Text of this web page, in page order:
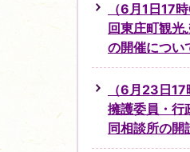
（6月1日17
回東庄町観光
の開催につい
（6月23日
擁護委員・行
同相談所の開